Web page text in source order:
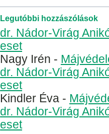
Legutóbbi hozzászólások
dr. Nádor-Virág
eset
Nagy Irén -
dr. Nádor-Virág
eset
Kindler Éva -
dr. Nádor-Virág
eset